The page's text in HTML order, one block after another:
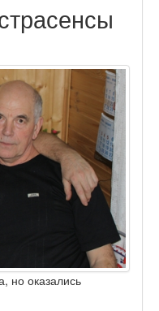
но оказались